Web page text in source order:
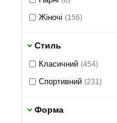
Forsining
GoldenHour
Guanquin
Lige(5)
Жіночі (156)
Стиль
Класичний (454)
Спортивний (231)
Форма